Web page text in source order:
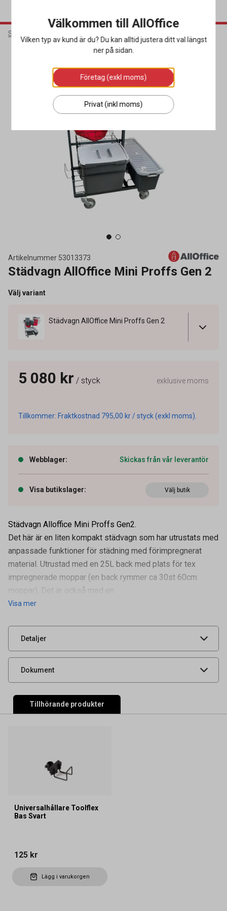
Städ & Hygien
Artikelnummer 53013373
Städvagn AllOffice Mini Proffs Gen 2
Välj variant
Städvagn AllOffice Mini Proffs Gen 2
5 080 kr / styck exklusive moms
Tillkommer: Fraktkostnad 795,00 kr / styck (exkl moms).
Webblager: Skickas från vår leverantör
Visa butikslager: Välj butik
Städvagn Alloffice Mini Proffs Gen2.
Det här är en liten kompakt städvagn som har utrustats med
anpassade funktioner för städning med förimpregnerat
material. Utrustad med en 25L back med plats för tex
impregnerade moppar (en back rymmer ca 30st 60cm
moppar). Det är också med en
Visa mer
Detaljer
Artikelnummer
Leverantörens
UNSPSC 47121501
Dokument
Produktdatablad
Tillhörande produkter
Universalhållare Toolflex
Bas Svart
125 kr
Lägg i varukorgen
Välkommen till AllOffice
Vilken typ av kund är du? Du kan alltid justera ditt val längst
ner på sidan.
Företag (exkl moms)
Privat (inkl moms)